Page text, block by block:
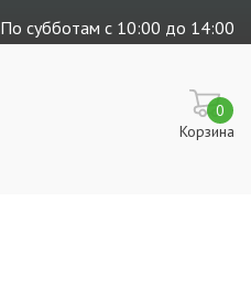
По субботам с 10:00 до 14:00
Корзина
0